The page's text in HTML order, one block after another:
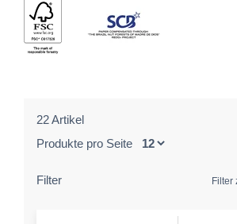
22 Artikel
Produkte pro Seite
Filter Filter